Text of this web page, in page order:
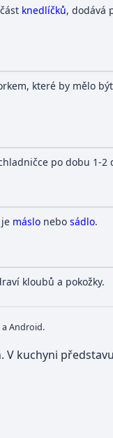
knedlíčků, dodává
které by mělo
po dobu 1-2
máslonebo sádlo.
kloubů a pokožky.
a Android.
V kuchyni